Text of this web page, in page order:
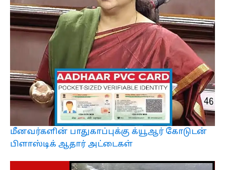
மீனவர்களின் பாதுகாப்புக்கு க்யூஆர் கோடுடன்
பிளாஸ்டிக் ஆதார் அட்டைகள்